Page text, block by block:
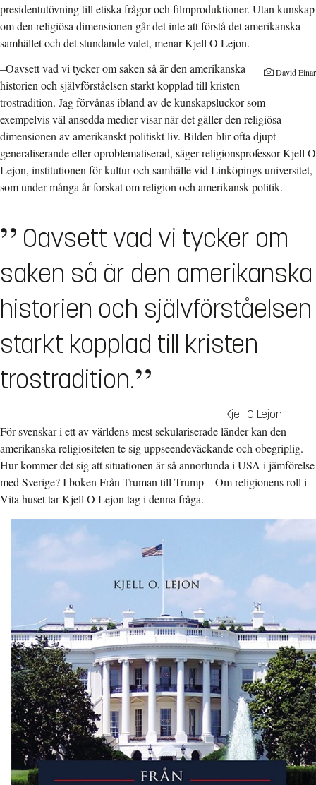
presidentutövning till etiska frågor och filmproduktioner. Utan kunskap
om den religiösa dimensionen går det inte att förstå det amerikanska
samhället och det stundande valet, menar Kjell O Lejon.
David Einar
–Oavsett vad vi tycker om saken så är den amerikanska
historien och självförståelsen starkt kopplad till kristen
trostradition. Jag förvånas ibland av de kunskapsluckor som
exempelvis väl ansedda medier visar när det gäller den religiösa
dimensionen av amerikanskt politiskt liv. Bilden blir ofta djupt
generaliserande eller oproblematiserad, säger religionsprofessor Kjell O
Lejon, institutionen för kultur och samhälle vid Linköpings universitet,
som under många år forskat om religion och amerikansk politik.
Oavsett vad vi tycker om
saken så är den amerikanska
historien och självförståelsen
starkt kopplad till kristen
trostradition.
Kjell O Lejon
För svenskar i ett av världens mest sekulariserade länder kan den
amerikanska religiositeten te sig uppseendeväckande och obegriplig.
Hur kommer det sig att situationen är så annorlunda i USA i jämförelse
med Sverige? I boken Från Truman till Trump – Om religionens roll i
Vita huset tar Kjell O Lejon tag i denna fråga.